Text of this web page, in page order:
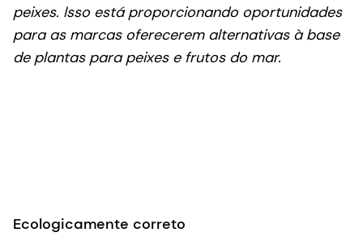
peixes. Isso está proporcionando oportunidades
para as marcas oferecerem alternativas à base
de plantas para peixes e frutos do mar.
Ecologicamente correto